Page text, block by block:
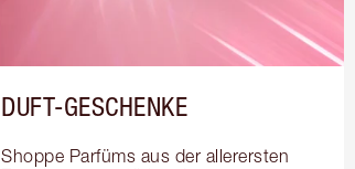
DUFT-GESCHENKE
Shoppe Parfüms aus der allerersten